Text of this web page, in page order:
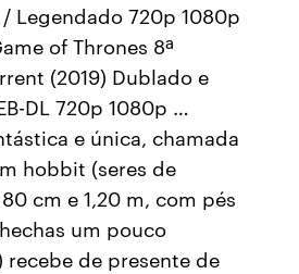
Legendado 720p 1080p
of Thrones 8ª
(2019) Dublado e
DL 720p 1080p …
e única, chamada
hobbit (seres de
cm e 1,20 m, com pés
um pouco
recebe de presente de